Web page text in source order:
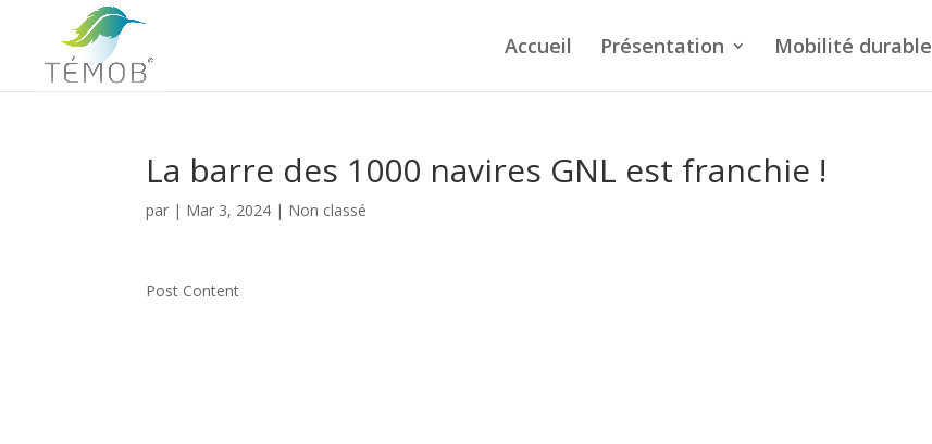
Accueil Présentation Mobilité durable
La barre des 1000 navires GNL est franchie !
par | Mar 3, 2024 | Non classé
Post Content